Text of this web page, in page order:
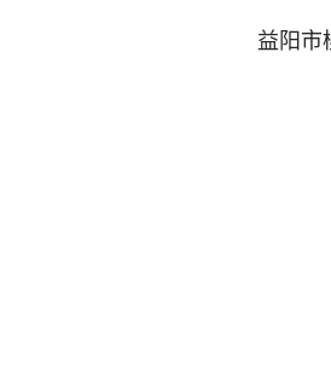
益阳市